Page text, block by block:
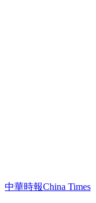
中華時報China Times